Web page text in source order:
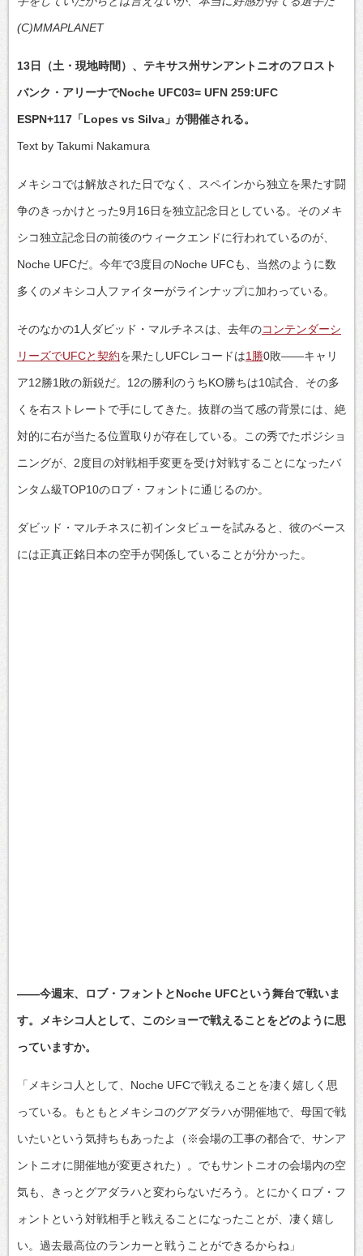
(C)MMAPLANET
13日（土・現地時間）、テキサス州サンアントニオのフロスト
バンク・アリーナでNoche UFC03= UFN 259:UFC
ESPN+117「Lopes vs Silva」が開催される。
Text by Takumi Nakamura
メキシコでは解放された日でなく、スペインから独立を果たす闘
争のきっかけとった9月16日を独立記念日としている。そのメキ
シコ独立記念日の前後のウィークエンドに行われているのが、
Noche UFCだ。今年で3度目のNoche UFCも、当然のように数
多くのメキシコ人ファイターがラインナップに加わっている。
そのなかの1人ダビッド・マルチネスは、去年のコンテンダーシ
リーズでUFCと契約を果たしUFCレコードは1勝0敗――キャリ
ア12勝1敗の新鋭だ。12の勝利のうちKO勝ちは10試合、その多
くを右ストレートで手にしてきた。抜群の当て感の背景には、絶
対的に右が当たる位置取りが存在している。この秀でたポジショ
ニングが、2度目の対戦相手変更を受け対戦することになったバ
ンタム級TOP10のロブ・フォントに通じるのか。
ダビッド・マルチネスに初インタビューを試みると、彼のベース
には正真正銘日本の空手が関係していることが分かった。
――今週末、ロブ・フォントとNoche UFCという舞台で戦いま
す。メキシコ人として、このショーで戦えることをどのように思
っていますか。
「メキシコ人として、Noche UFCで戦えることを凄く嬉しく思
っている。もともとメキシコのグアダラハが開催地で、母国で戦
いたいという気持ちもあったよ（※会場の工事の都合で、サンア
ントニオに開催地が変更された）。でもサントニオの会場内の空
気も、きっとグアダラハと変わらないだろう。とにかくロブ・フ
ォントという対戦相手と戦えることになったことが、凄く嬉し
い。過去最高位のランカーと戦うことができるからね」